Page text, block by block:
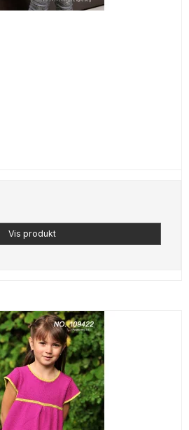
Vis produkt